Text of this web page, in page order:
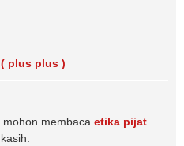
( plus plus )
membaca etika pijat